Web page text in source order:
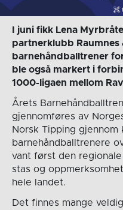
I juni fikk Lena
partnerklubb Raumnes
barnehåndballtrener
ble også markert i
1000-ligaen mellom
Årets
gjennomføres av
Norsk Tipping
barnehåndballtrenere
vant først den
stas og
hele landet.
Det finnes mange